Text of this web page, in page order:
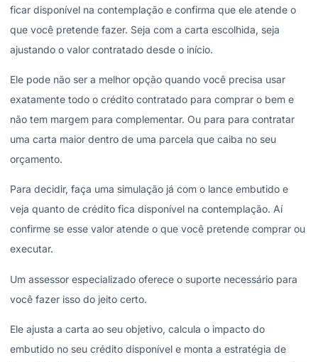
ficar disponível na contemplação e confirma que ele atende o
que você pretende fazer. Seja com a carta escolhida, seja
ajustando o valor contratado desde o início.
Ele pode não ser a melhor opção quando você precisa usar
exatamente todo o crédito contratado para comprar o bem e
não tem margem para complementar. Ou para para contratar
uma carta maior dentro de uma parcela que caiba no seu
orçamento.
Para decidir, faça uma simulação já com o lance embutido e
veja quanto de crédito fica disponível na contemplação. Aí
confirme se esse valor atende o que você pretende comprar ou
executar.
Um assessor especializado oferece o suporte necessário para
você fazer isso do jeito certo.
Ele ajusta a carta ao seu objetivo, calcula o impacto do
embutido no seu crédito disponível e monta a estratégia de